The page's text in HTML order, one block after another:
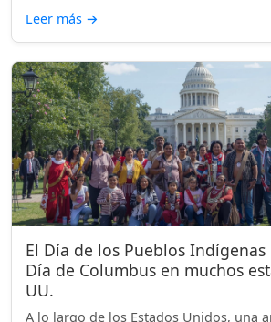
Leer más →
El Día de los Pueblos Indígenas
Día de Columbus en muchos
UU.
A lo largo de los Estados Unidos, una